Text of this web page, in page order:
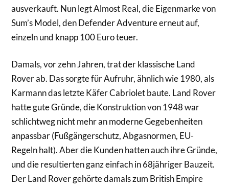
ausverkauft. Nun legt Almost Real, die Eigenmarke von
Sum’s Model, den Defender Adventure erneut auf,
einzeln und knapp 100 Euro teuer.
Damals, vor zehn Jahren, trat der klassische Land
Rover ab. Das sorgte für Aufruhr, ähnlich wie 1980, als
Karmann das letzte Käfer Cabriolet baute. Land Rover
hatte gute Gründe, die Konstruktion von 1948 war
schlichtweg nicht mehr an moderne Gegebenheiten
anpassbar (Fußgängerschutz, Abgasnormen, EU-
Regeln halt). Aber die Kunden hatten auch ihre Gründe,
und die resultierten ganz einfach in 68jähriger Bauzeit.
Der Land Rover gehörte damals zum British Empire